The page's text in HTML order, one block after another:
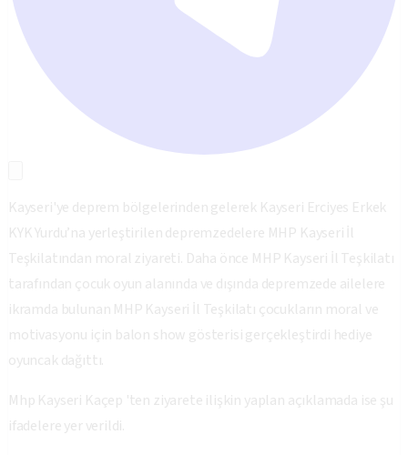
Kayseri'ye deprem bölgelerinden gelerek Kayseri Erciyes Erkek
KYK Yurdu’na yerleştirilen depremzedelere MHP Kayseri İl
Teşkilatından moral ziyareti. Daha önce MHP Kayseri İl Teşkilatı
tarafından çocuk oyun alanında ve dışında depremzede ailelere
ikramda bulunan MHP Kayseri İl Teşkilatı çocukların moral ve
motivasyonu için balon show gösterisi gerçekleştirdi hediye
oyuncak dağıttı.
Mhp Kayseri Kaçep 'ten ziyarete ilişkin yaplan açıklamada ise şu
ifadelere yer verildi.